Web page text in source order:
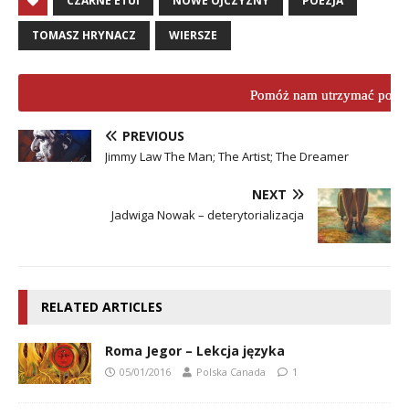
TOMASZ HRYNACZ WIERSZE
Pomóż nam utrzymać
PREVIOUS
Jimmy Law The Man; The Artist; The Dreamer
NEXT
Jadwiga Nowak – deterytorializacja
RELATED ARTICLES
Roma Jegor – Lekcja języka
05/01/2016 Polska Canada 1